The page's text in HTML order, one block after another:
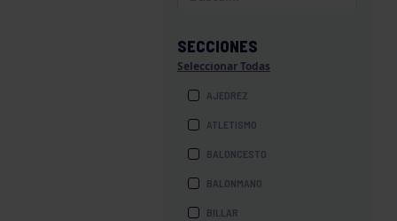
SECCIONES
Seleccionar Todas
AJEDREZ
ATLETISMO
BALONCESTO
BALONMANO
BILLAR